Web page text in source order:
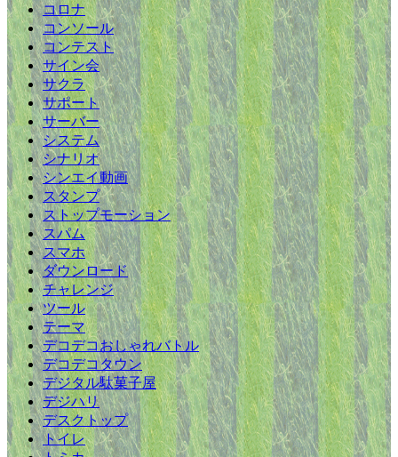
コロナ
コンソール
コンテスト
サイン会
サクラ
サポート
サーバー
システム
シナリオ
シンエイ動画
スタンプ
ストップモーション
スパム
スマホ
ダウンロード
チャレンジ
ツール
テーマ
デコデコおしゃれバトル
デコデコタウン
デジタル駄菓子屋
デジハリ
デスクトップ
トイレ